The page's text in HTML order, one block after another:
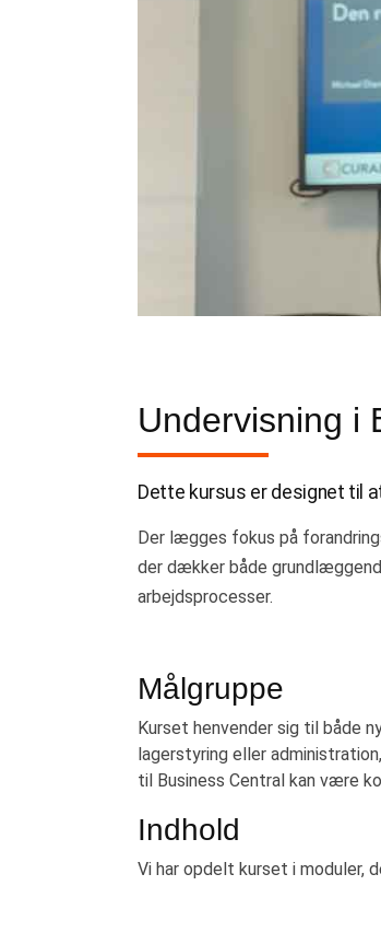
Undervisning i
Dette kursus er designet til
Der lægges fokus på
der dækker både
arbejdsprocesser.
Målgruppe
Kurset henvender sig til både
lagerstyring eller
til Business Central kan være
Indhold
Vi har opdelt kurset i moduler,